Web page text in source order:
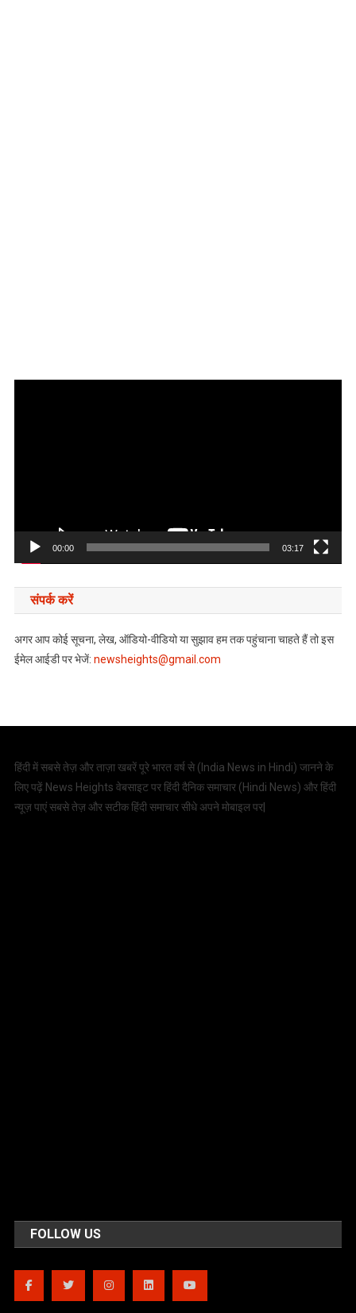
00:00 03:17
संपर्क करें
अगर आप कोई सूचना, लेख, ऑडियो-वीडियो या सुझाव हम तक पहुंचाना चाहते हैं तो इस
ईमेल आईडी पर भेजें: newsheights@gmail.com
हिंदी में सबसे तेज़ और ताज़ा खबरें पूरे भारत वर्ष से ( India News in Hindi) जानने के
लिए पढ़ें News Heights वेबसाइट पर हिंदी दैनिक समाचार (Hindi News) और हिंदी
न्यूज़ पाएं सबसे तेज़ और सटीक हिंदी समाचार सीधे अपने मोबाइल पर|
FOLLOW US